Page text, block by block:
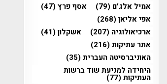
אמיל אלג'ם (79) אסף פרץ(47)
אפי אליאן(268)
ארכיאולוגיה (207) אשקלון(41)
אתר עתיקות(216)
האוניברסיטה העברית(35)
היחידה למניעת שוד ברשות
העתיקות(77)